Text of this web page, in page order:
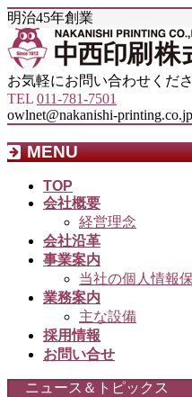
明治45年創業
お気軽にお問い合わせくだ
TEL 011-781-7501
owlnet@nakanishi-printing.co.jp
MENU
TOP
会社概要
経営理念
会社沿革
事業案内
当社の個人情報
業務案内
主な設備
採用情報
お問い合せ
ニュース＆トピックス